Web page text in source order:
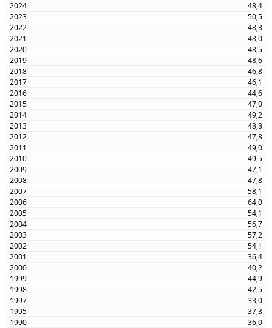
48,4
50,5
48,3
48,0
48,5
48,6
46,8
46,1
44,6
47,0
49,2
48,8
47,8
49,0
49,5
47,1
47,8
58,1
64,0
54,1
56,7
57,2
54,1
36,4
40,2
44,9
42,5
33,0
37,3
36,0